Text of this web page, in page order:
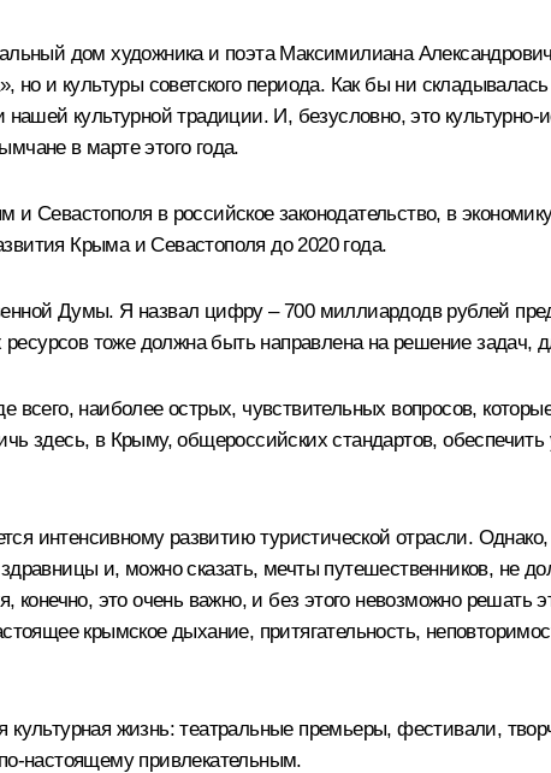
дом художника и поэта Максимилиана
но и культуры советского периода. Как бы ни
культурной традиции. И, безусловно, это
в марте этого года.
Севастополя в российское законодательство, в
Крыма и Севастополя до 2020 года.
Думы. Я назвал цифру – 700 миллиардодв рублей
тоже должна быть направлена на решение
всего, наиболее острых, чувствительных вопросов,
здесь, в Крыму, общероссийских стандартов, обеспечить
интенсивному развитию туристической отрасли.
и, можно сказать, мечты путешественников, не
конечно, это очень важно, и без этого невозможно
крымское дыхание, притягательность,
жизнь: театральные премьеры, фестивали,
привлекательным.